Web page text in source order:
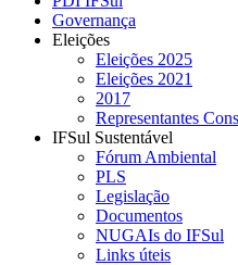
Governança
Eleições
Eleições 2025
Eleições 2021
2017
Representantes
IFSul Sustentável
Fórum Ambiental
PLS
Legislação
Documentos
NUGAIs do IFSul
Links úteis